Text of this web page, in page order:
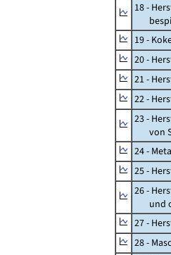
18 -
19 -
20 -
21 -
22 -
23 -
von
24 -
25 -
26 -
und
27 -
28 -